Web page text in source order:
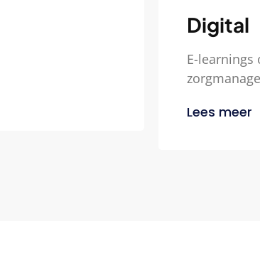
Digital
E-
Lees meer